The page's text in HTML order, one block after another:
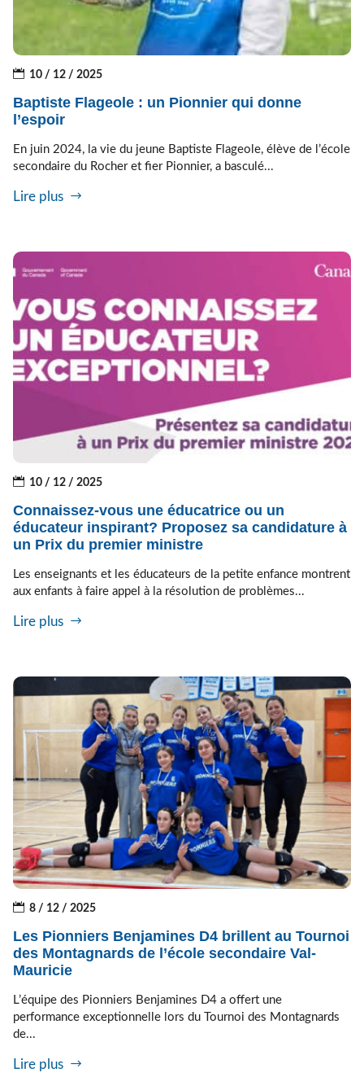
10 / 12 / 2025
Baptiste Flageole : un Pionnier qui donne
l’espoir
En juin 2024, la vie du jeune Baptiste Flageole, élève de l’école
secondaire du Rocher et fier Pionnier, a basculé...
Lire plus
10 / 12 / 2025
Connaissez-vous une éducatrice ou un
éducateur inspirant? Proposez sa candidature à
un Prix du premier ministre
Les enseignants et les éducateurs de la petite enfance montrent
aux enfants à faire appel à la résolution de problèmes...
Lire plus
8 / 12 / 2025
Les Pionniers Benjamines D4 brillent au Tournoi
des Montagnards de l’école secondaire Val-
Mauricie
L’équipe des Pionniers Benjamines D4 a offert une
performance exceptionnelle lors du Tournoi des Montagnards
de...
Lire plus